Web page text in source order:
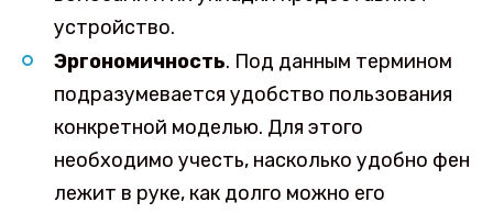
устройство.
Эргономичность. Под данным термином
подразумевается удобство пользования
конкретной моделью. Для этого
необходимо учесть, насколько удобно фен
лежит в руке, как долго можно его